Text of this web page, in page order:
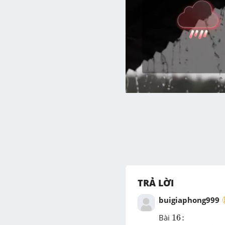
TRẢ LỜI
buigiaphong999
Bài 16:
16: